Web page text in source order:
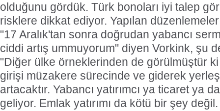
olduğunu gördük. Türk bonoları iyi talep
risklere dikkat ediyor. Yapılan
"17 Aralık'tan sonra doğrudan yabancı
ciddi artış ummuyorum" diyen Vorkink, şu
"Diğer ülke örneklerinden de görülmüştür
girişi müzakere sürecinde ve giderek
artacaktır. Yabancı yatırımcı ya ticaret ya
geliyor. Emlak yatırımı da kötü bir şey